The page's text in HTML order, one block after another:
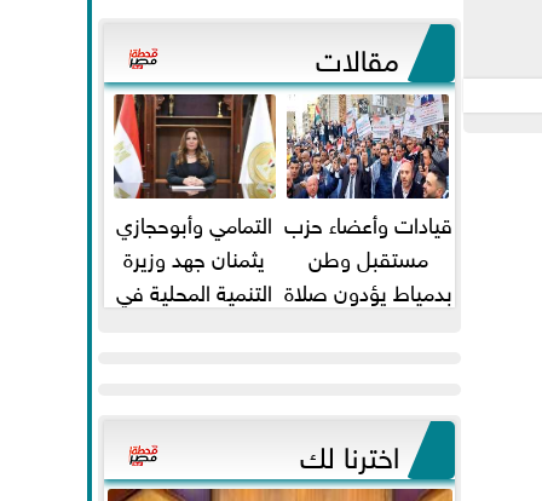
مقالات
قيادات وأعضاء حزب
مستقبل وطن
بدمياط يؤدون صلاة
التمامي وأبوحجازي
يثمنان جهد وزيرة
التنمية المحلية في
اخترنا لك